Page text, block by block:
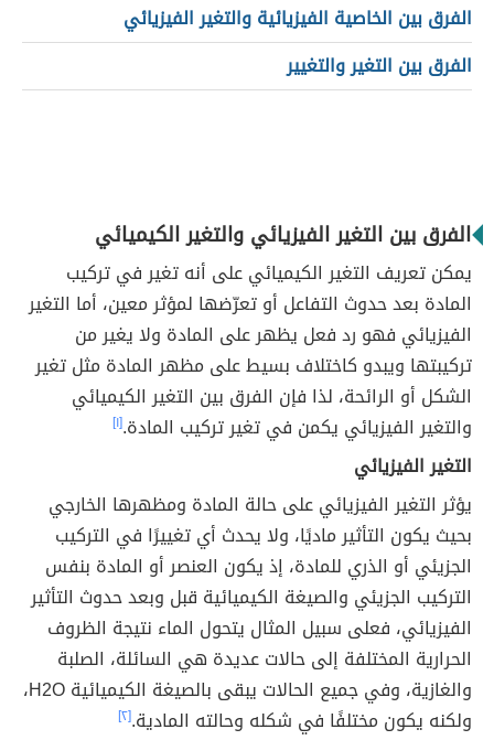
الفرق بين الخاصية الفيزيائية والتغير الفيزيائي
الفرق بين التغير والتغيير
الفرق بين التغير الفيزيائي والتغير الكيميائي
يمكن تعريف التغير الكيميائي على أنه تغير في تركيب
المادة بعد حدوث التفاعل أو تعرّضها لمؤثر معين، أما التغير
الفيزيائي فهو رد فعل يظهر على المادة ولا يغير من
تركيبتها ويبدو كاختلاف بسيط على مظهر المادة مثل تغير
الشكل أو الرائحة، لذا فإن الفرق بين التغير الكيميائي
والتغير الفيزيائي يكمن في تغير تركيب المادة.[١]
التغير الفيزيائي
يؤثر التغير الفيزيائي على حالة المادة ومظهرها الخارجي
بحيث يكون التأثير ماديًا، ولا يحدث أي تغييرًا في التركيب
الجزيئي أو الذري للمادة، إذ يكون العنصر أو المادة بنفس
التركيب الجزيئي والصيغة الكيميائية قبل وبعد حدوث التأثير
الفيزيائي، فعلى سبيل المثال يتحول الماء نتيجة الظروف
الحرارية المختلفة إلى حالات عديدة هي السائلة، الصلبة
والغازية، وفي جميع الحالات يبقى بالصيغة الكيميائية H2O،
ولكنه يكون مختلفًا في شكله وحالته المادية.[٢]